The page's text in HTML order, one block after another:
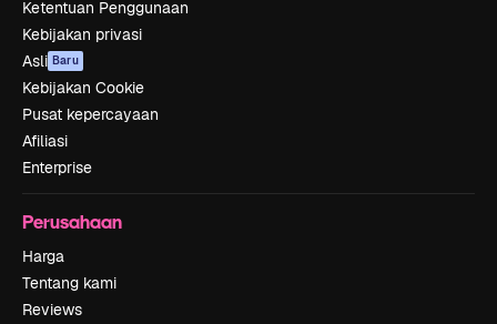
Ketentuan Penggunaan
Kebijakan privasi
Asli Baru
Kebijakan Cookie
Pusat kepercayaan
Afiliasi
Enterprise
Perusahaan
Harga
Tentang kami
Reviews